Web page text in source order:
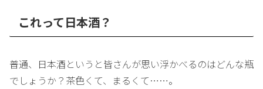
これって日本酒？
普通、日本酒というと皆さんが思い浮かべるのはどんな瓶
でしょうか？茶色くて、まるくて……。